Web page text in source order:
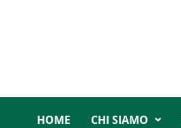
HOME CHI SIAMO